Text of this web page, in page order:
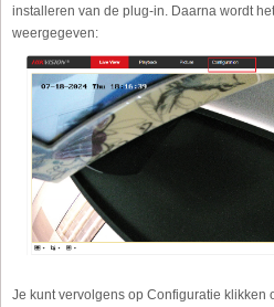
installeren van de plug-in. Daarna wordt
weergegeven:
Je kunt vervolgens op Configuratie klikken